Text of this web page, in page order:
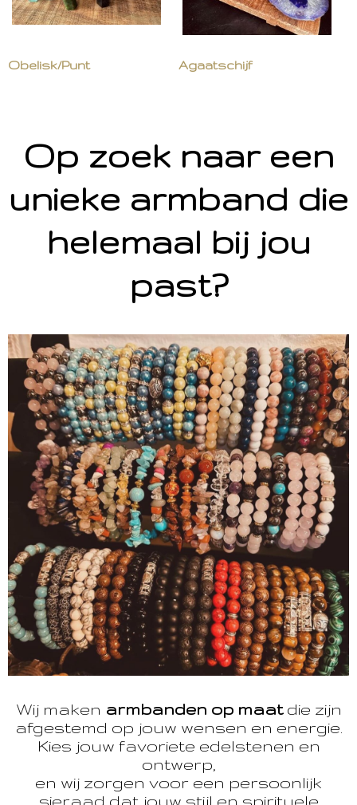
Obelisk/Punt Agaatschijf
Op zoek naar een
unieke armband die
helemaal bij jou
past?
Wij maken armbanden op maatdie zijn
afgestemd op jouw wensen en energie.
Kies jouw favoriete edelstenen en
ontwerp,
en wij zorgen voor een persoonlijk
sieraad dat jouw stijl en spirituele